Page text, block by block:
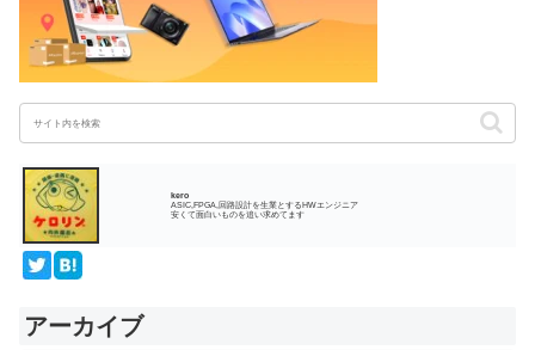
kero
ASIC,FPGA,回路設計を生業とするHWエンジニア
安くて面白いものを追い求めてます
アーカイブ